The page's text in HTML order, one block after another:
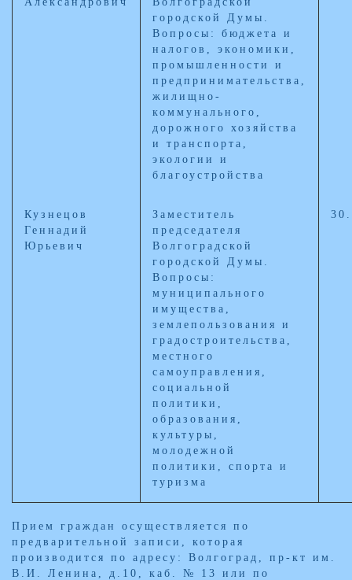
городской Думы.
Вопросы: бюджета и
налогов, экономики,
промышленности и
предпринимательства,
жилищно-
коммунального,
дорожного хозяйства
и транспорта,
экологии и
благоустройства
Кузнецов
Геннадий
Юрьевич
Заместитель
председателя
Волгоградской
городской Думы.
Вопросы:
муниципального
имущества,
землепользования и
градостроительства,
местного
самоуправления,
социальной
политики,
образования,
культуры,
молодежной
политики, спорта и
туризма
Прием граждан осуществляется по
предварительной записи, которая
производится по адресу: Волгоград, пр-кт им.
В.И. Ленина, д.10, каб. № 13 или по